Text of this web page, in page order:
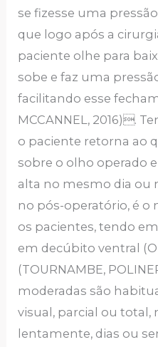
se fizesse uma
que logo após a
paciente olhe para
sobe e faz uma
facilitando esse
MCCANNEL, 2016).
o paciente retorna ao
sobre o olho operado
alta no mesmo dia ou
no pós-operatório, é
os pacientes, tendo
em decúbito ventral
(TOURNAMBE,
moderadas são
visual, parcial ou total,
lentamente, dias ou